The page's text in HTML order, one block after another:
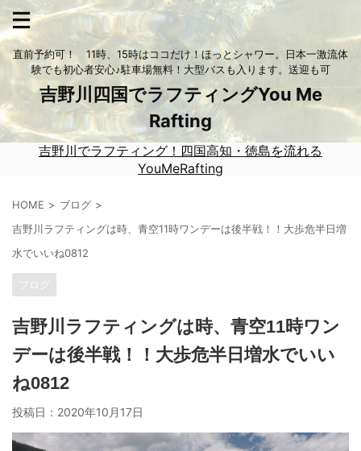
直前予約可！ 11時、15時はココだけ！ほっとシャワー。日本一激流体
験でも初心者安心♪駐車場無料！大型バスも入ります。送迎も可
吉野川四国でラフティングYou Me
Rafting
吉野川でラフティング！四国高知・徳島を流れる
YouMeRafting
HOME
ブログ
吉野川ラフティングは時、青空11時ワンデーは後半戦！！大歩危半日増
水でいいね0812
ブログ
吉野川ラフティングは時、青空11時ワン
デーは後半戦！！大歩危半日増水でいい
ね0812
投稿日： 2020年10月17日